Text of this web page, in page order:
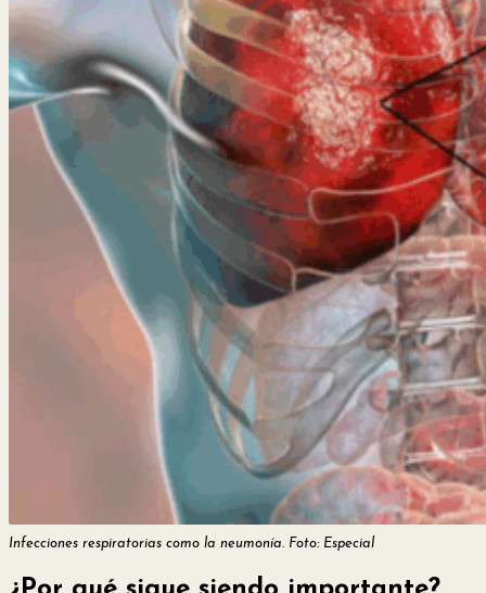
Infecciones respiratorias como la neumonía. Foto: Especial